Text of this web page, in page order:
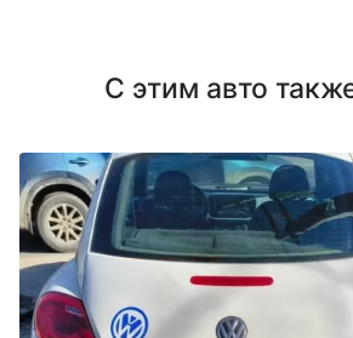
С этим авто